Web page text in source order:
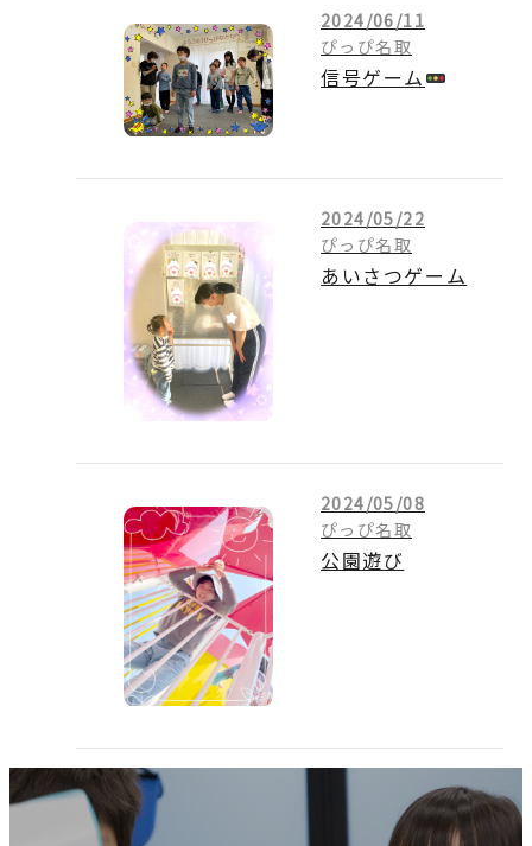
2024/06/11
ぴっぴ名取
信号ゲーム
2024/05/22
ぴっぴ名取
あいさつゲーム
2024/05/08
ぴっぴ名取
公園遊び